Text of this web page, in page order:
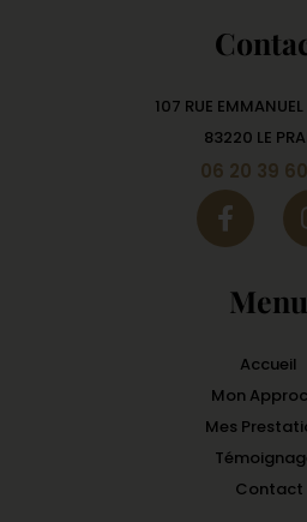
107 RUE
83220 LE
06 20 39
Menu
Accueil
Mon
Mes
Contact